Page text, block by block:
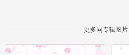
更多同专辑图片